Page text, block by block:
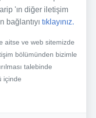
'ın diğer iletişim
bağlantıyı tıklayınız.
aitse ve web sitemizde
bölümünden bizimle
talebinde
içinde